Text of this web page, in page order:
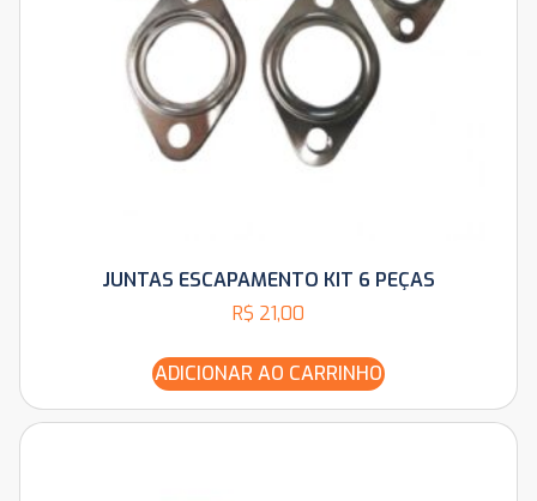
JUNTAS ESCAPAMENTO KIT 6 PEÇAS
R$ 21,00
ADICIONAR AO CARRINHO